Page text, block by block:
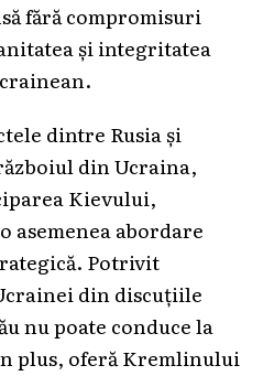
fără compromisuri
și integritatea
dintre Rusia și
din Ucraina,
Kievului,
asemenea abordare
Potrivit
din discuțiile
nu poate conduce la
plus, oferă Kremlinului